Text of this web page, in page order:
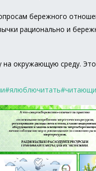
бережного
рационально и
на окружающую среду.
#ялюблючитать